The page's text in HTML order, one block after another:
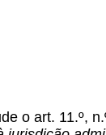
o art. 11.º,